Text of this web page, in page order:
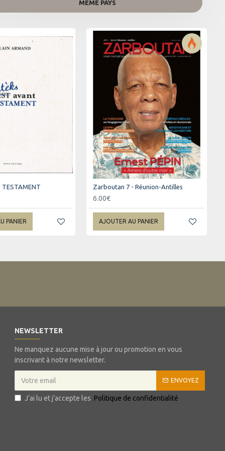
MÊME PAYS
TESTAMENT
PANIER
Zarboutan 7 - Réunion-Antilles
6.00€
AJOUTER AU PANIER
NEWSLETTER
Ne manquez aucune mise à jour ou promotion en vous
inscrivant à notre newsletter.
ENVOYEZ
J’ai lu et j’accepte les Politique de confidentialité